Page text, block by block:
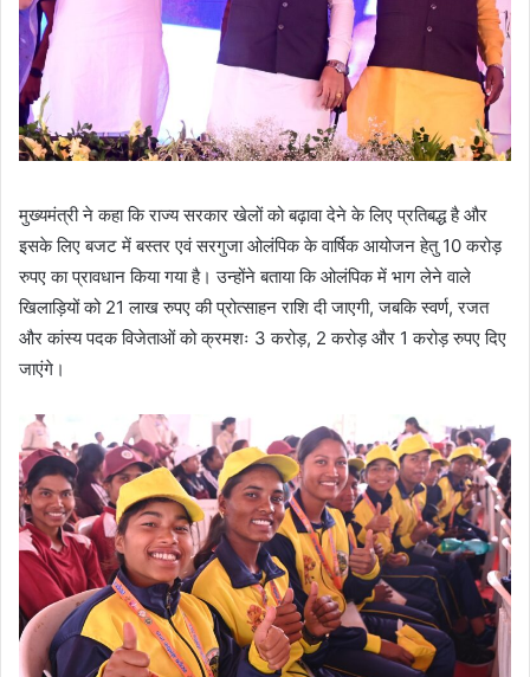
मुख्यमंत्री ने कहा कि राज्य सरकार खेलों को बढ़ावा देने के लिए प्रतिबद्ध है और
इसके लिए बजट में बस्तर एवं सरगुजा ओलंपिक के वार्षिक आयोजन हेतु 10 करोड़
रुपए का प्रावधान किया गया है। उन्होंने बताया कि ओलंपिक में भाग लेने वाले
खिलाड़ियों को 21 लाख रुपए की प्रोत्साहन राशि दी जाएगी, जबकि स्वर्ण, रजत
और कांस्य पदक विजेताओं को क्रमशः 3 करोड़, 2 करोड़ और 1 करोड़ रुपए दिए
जाएंगे।